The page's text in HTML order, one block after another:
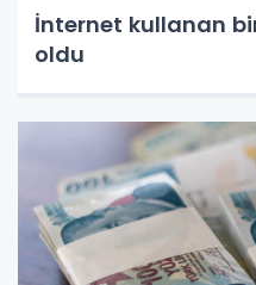
İnternet kullanan
oldu